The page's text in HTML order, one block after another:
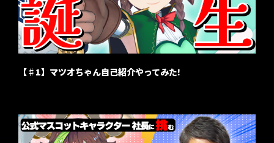
【♯1】マツオちゃん自己紹介やってみた!